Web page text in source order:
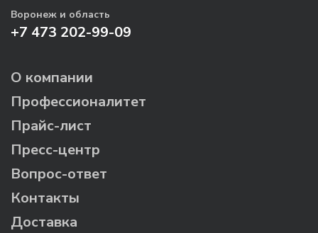
Воронеж и область
+7 473 202-99-09
О компании
Профессионалитет
Прайс-лист
Пресс-центр
Вопрос-ответ
Контакты
Доставка